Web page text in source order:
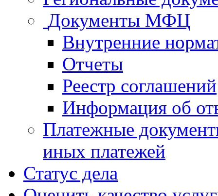
Документы МФЦ
Внутренние
Отчеты
Реестр соглашений
Информация об
Платежные
иных платежей
Статус дела